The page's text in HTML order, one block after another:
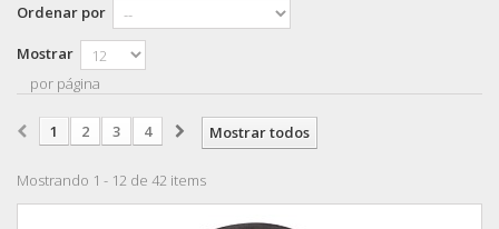
Ordenar por
Mostrar
por página
Mostrar todos
1 2 3 4
Mostrando 1 - 12 de 42 items